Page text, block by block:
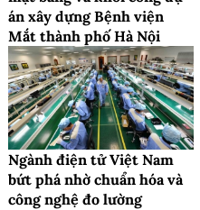
án xây dựng Bệnh viện
Mắt thành phố Hà Nội
Ngành điện tử Việt Nam
bứt phá nhờ chuẩn hóa và
công nghệ đo lường